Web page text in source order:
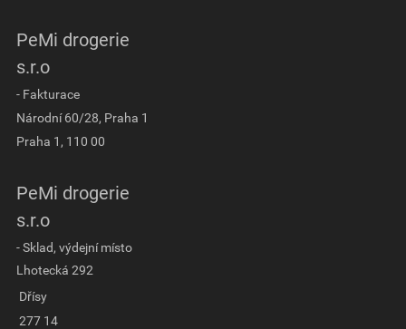
PeMi drogerie
s.r.o
- Fakturace
Národní 60/28, Praha 1
Praha 1, 110 00
PeMi drogerie
s.r.o
- Sklad, výdejní místo
Lhotecká 292
Dřísy
277 14